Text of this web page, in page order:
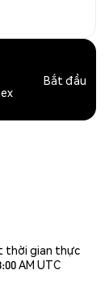
Bắt đầu
thời gian thực
AM UTC